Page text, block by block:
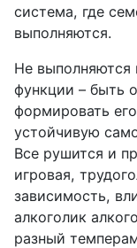
система, где
выполняются.
Не выполняются
функции – быть
формировать
устойчивую
Все рушится и
игровая,
зависимость,
алкоголик
разный